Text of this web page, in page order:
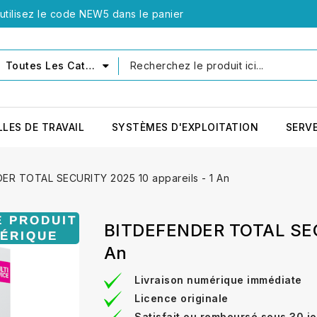
le code NEW5 dans le panier
Toutes Les Catégories
DE TRAVAIL SYSTÈMES D'EXPLOITATION
TOTAL SECURITY 2025 10 appareils - 1 An
BITDEFENDER TOTAL
An
Livraison numérique immédiate
Licence originale